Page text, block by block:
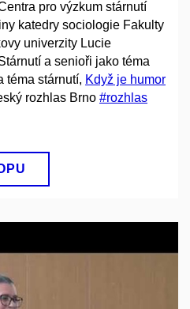
pro výzkum stárnutí
katedry sociologie Fakulty
univerzity Lucie
a senioři jako téma
téma stárnutí, Když je humor
rozhlas Brno #rozhlas